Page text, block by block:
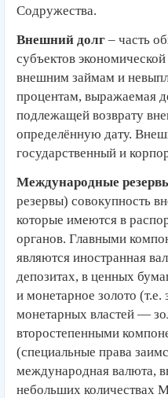
Содружества.
Внешний долг – часть
субъектов
внешним займам и
процентам, выражаемая
подлежащей возврату
определённую дату.
государственный и
Международные
резервы) совокупность
которые имеются в
органов. Главными
являются иностранная
депозитах, в ценных
и монетарное золото
монетарных властей —
второстепенными
(специальные права
международная валюта,
небольших количествах